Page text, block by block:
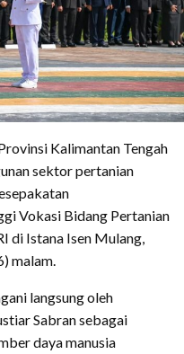
Kalimantan Tengah
sektor pertanian
Vokasi Bidang Pertanian
di Istana Isen Mulang,
malam.
langsung oleh
Sabran sebagai
daya manusia